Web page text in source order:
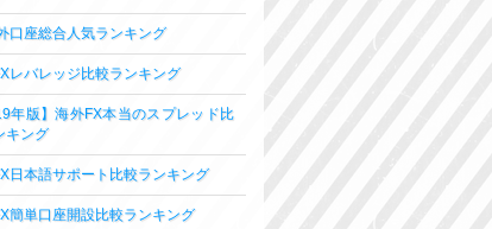
口座総合人気ランキング
レバレッジ比較ランキング
年版】海外FX本当のスプレッド比
キング
日本語サポート比較ランキング
簡単口座開設比較ランキング